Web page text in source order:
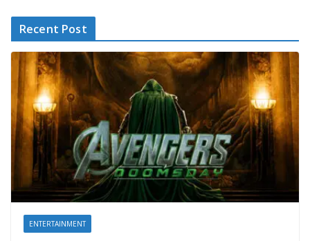
Recent Post
ENTERTAINMENT